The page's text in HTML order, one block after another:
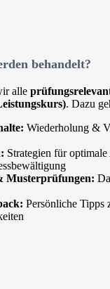
behandelt?
alle
. Dazu
Wiederholung &
Strategien für
Musterprüfungen:
Persönliche Tipps